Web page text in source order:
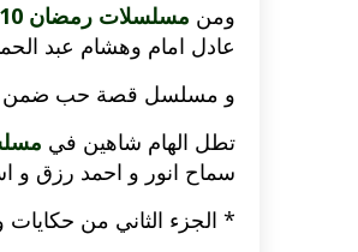
ومن مسلسلات رمضان 2010 على دبي
عادل امام وهشام عبد
و مسلسل قصة حب ضمن
تطل الهام شاهين في
سماح انور و احمد رزق
* الجزء الثاني من حكايات
طريقة
وصفات
اكلات عيد الاضحى 2023 وصفات طبخ